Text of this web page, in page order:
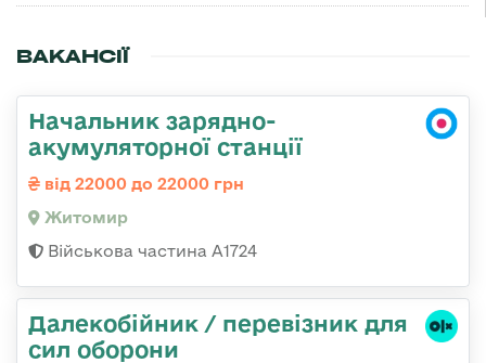
ВАКАНСІЇ
Начальник зарядно-
акумуляторної станції
від 22000 до 22000 грн
Житомир
Військова частина А1724
Далекобійник / перевізник для
сил оборони